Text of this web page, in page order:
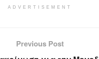
ADVERTISEMENT
Previous Post